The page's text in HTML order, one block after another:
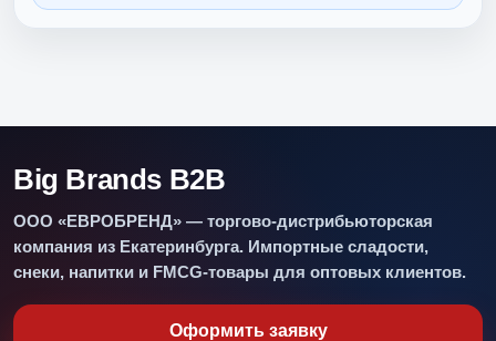
Big Brands B2B
ООО «ЕВРОБРЕНД» — торгово-дистрибьюторская
компания из Екатеринбурга. Импортные сладости,
снеки, напитки и FMCG-товары для оптовых клиентов.
Оформить заявку